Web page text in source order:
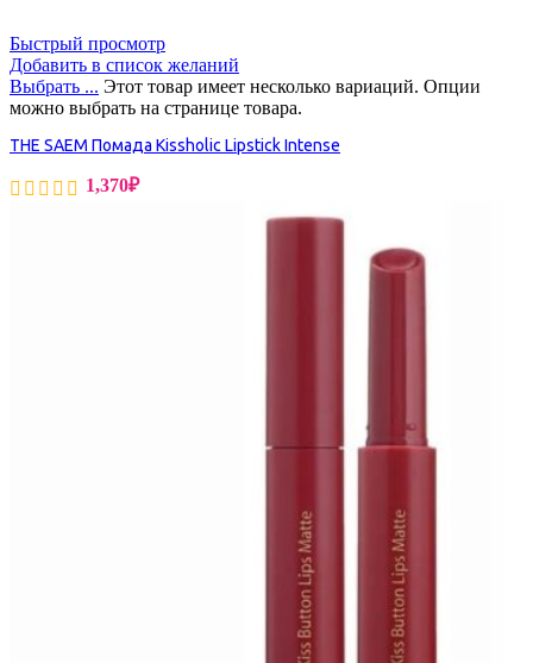
Быстрый просмотр
Добавить в список желаний
Выбрать ... Этот товар имеет несколько вариаций. Опции
можно выбрать на странице товара.
THE SAEM Помада Kissholic Lipstick Intense
1,370₽